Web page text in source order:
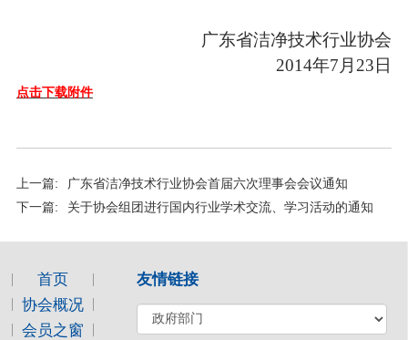
广东省洁净技术行业协会
2014年7月23日
点击下载附件
上一篇:
广东省洁净技术行业协会首届六次理事会会议通知
下一篇:
关于协会组团进行国内行业学术交流、学习活动的通知
首页
协会概况
会员之窗
友情链接